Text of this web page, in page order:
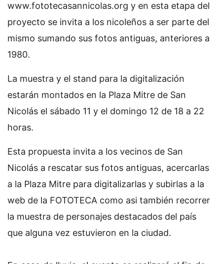
www.fototecasannicolas.org y en esta etapa del
proyecto se invita a los nicoleños a ser parte del
mismo sumando sus fotos antiguas, anteriores a
1980.
La muestra y el stand para la digitalización
estarán montados en la Plaza Mitre de San
Nicolás el sábado 11 y el domingo 12 de 18 a 22
horas.
Esta propuesta invita a los vecinos de San
Nicolás a rescatar sus fotos antiguas, acercarlas
a la Plaza Mitre para digitalizarlas y subirlas a la
web de la FOTOTECA como asi también recorrer
la muestra de personajes destacados del país
que alguna vez estuvieron en la ciudad.